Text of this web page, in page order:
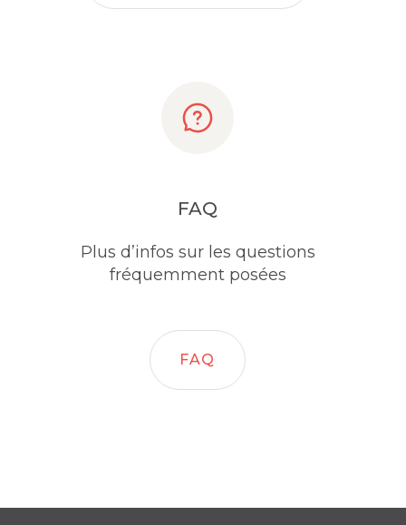
FAQ
Plus d’infos sur les questions
fréquemment posées
FAQ